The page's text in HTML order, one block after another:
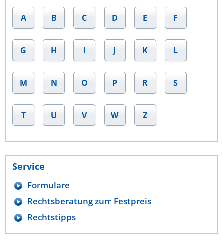
A B C D E F
G H I J K L
M N O P R S
T U V W Z
Service
Formulare
Rechtsberatung zum Festpreis
Rechtstipps